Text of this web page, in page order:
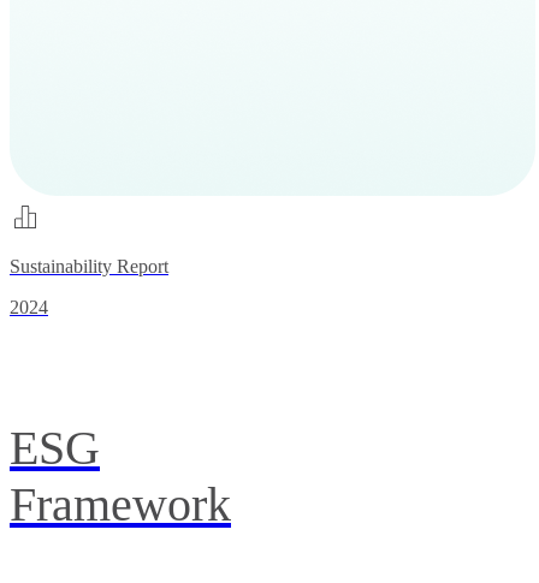
Sustainability Report
2024
ESG
Framework